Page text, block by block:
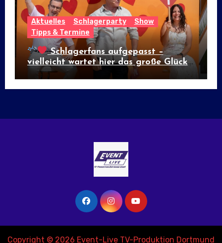
Aktuelles Schlagerparty
Show
Tipps & Termine
Schlagerfans aufgepasst –
vielleicht wartet hier das große Glück!
Copyright © 2026 Event-Live TV-Produktion Dortmund